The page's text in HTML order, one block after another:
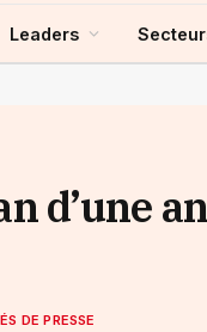
Leaders
d’une
DE PRESSE